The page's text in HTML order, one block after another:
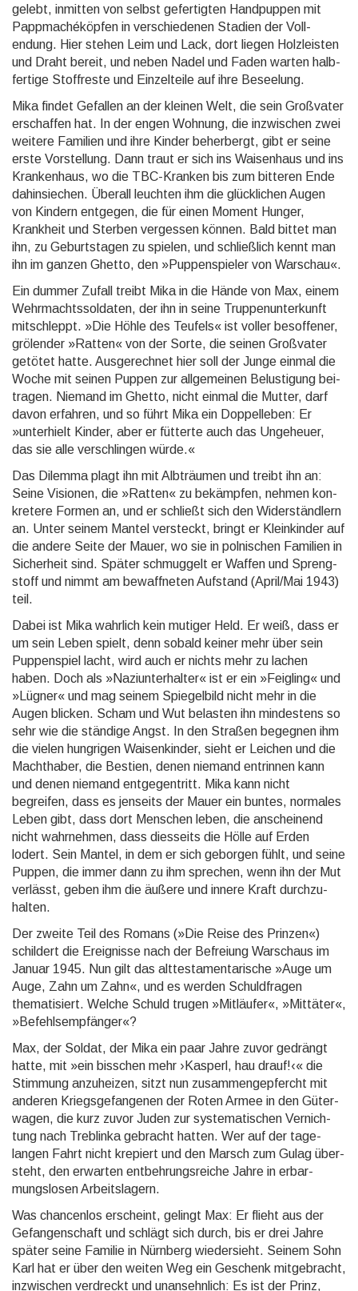
gelebt, inmitten von selbst gefertigten Hand­puppen mit
Papp­maché­köpfen in ver­schie­de­nen Stadien der Voll­
endung. Hier stehen Leim und Lack, dort liegen Holz­leisten
und Draht bereit, und neben Nadel und Faden warten halb­
fertige Stoff­reste und Einzel­teile auf ihre Be­see­lung.
Mika findet Gefallen an der kleinen Welt, die sein Großvater
erschaffen hat. In der engen Wohnung, die in­zwi­schen zwei
weitere Familien und ihre Kinder beher­bergt, gibt er seine
erste Vor­stellung. Dann traut er sich ins Waisen­haus und ins
Kranken­haus, wo die TBC-Kranken bis zum bitteren Ende
dahin­siechen. Über­all leuchten ihm die glück­lichen Augen
von Kindern entgegen, die für einen Moment Hunger,
Krankheit und Sterben vergessen können. Bald bittet man
ihn, zu Geburts­tagen zu spielen, und schließ­lich kennt man
ihn im ganzen Ghetto, den »Puppen­spieler von Warschau«.
Ein dummer Zufall treibt Mika in die Hände von Max, einem
Wehr­machts­soldaten, der ihn in seine Truppen­unter­kunft
mitschleppt. »Die Höhle des Teufels« ist voller besoffener,
grölender »Ratten« von der Sorte, die seinen Groß­vater
getötet hatte. Ausgerechnet hier soll der Junge einmal die
Woche mit sei­nen Puppen zur all­ge­mei­nen Be­lus­ti­gung bei­
tragen. Niemand im Ghetto, nicht einmal die Mutter, darf
davon erfahren, und so führt Mika ein Doppel­leben: Er
»unter­hielt Kinder, aber er fütterte auch das Un­ge­heuer,
das sie alle ver­schlin­gen würde.«
Das Dilemma plagt ihn mit Albträumen und treibt ihn an:
Seine Visionen, die »Ratten« zu be­kämp­fen, neh­men kon­
kre­tere Formen an, und er schließt sich den Wider­ständlern
an. Unter seinem Mantel ver­steckt, bringt er Klein­kinder auf
die andere Seite der Mauer, wo sie in pol­ni­schen Familien in
Sicher­heit sind. Später schmuggelt er Waffen und Spreng­
stoff und nimmt am bewaff­neten Aufstand (April/Mai 1943)
teil.
Dabei ist Mika wahrlich kein mutiger Held. Er weiß, dass er
um sein Leben spielt, denn sobald keiner mehr über sein
Puppen­spiel lacht, wird auch er nichts mehr zu lachen
haben. Doch als »Nazi­unter­halter« ist er ein »Feigling« und
»Lügner« und mag seinem Spiegel­bild nicht mehr in die
Augen blicken. Scham und Wut belasten ihn mindestens so
sehr wie die ständige Angst. In den Straßen begegnen ihm
die vielen hung­rigen Waisen­kinder, sieht er Leichen und die
Macht­haber, die Bestien, denen niemand entrinnen kann
und denen niemand entgegen­tritt. Mika kann nicht
begreifen, dass es jenseits der Mauer ein buntes, normales
Leben gibt, dass dort Menschen leben, die anscheinend
nicht wahr­nehmen, dass diesseits die Hölle auf Erden
lodert. Sein Mantel, in dem er sich geborgen fühlt, und seine
Puppen, die immer dann zu ihm sprechen, wenn ihn der Mut
verlässt, geben ihm die äußere und innere Kraft durch­zu­
halten.
Der zweite Teil des Romans (»Die Reise des Prinzen«)
schildert die Ereig­nisse nach der Befreiung War­schaus im
Januar 1945. Nun gilt das alt­testa­men­tari­sche »Auge um
Auge, Zahn um Zahn«, und es wer­den Schuld­fragen
thematisiert. Welche Schuld trugen »Mitläufer«, »Mittäter«,
»Befehls­empfänger«?
Max, der Soldat, der Mika ein paar Jahre zuvor gedrängt
hatte, mit »ein bisschen mehr ›Kasperl, hau drauf!‹« die
Stimmung anzu­heizen, sitzt nun zusammen­gepfercht mit
anderen Kriegs­gefan­genen der Roten Armee in den Güter­
wagen, die kurz zuvor Juden zur systema­tischen Vernich­
tung nach Treblinka gebracht hatten. Wer auf der tage­
langen Fahrt nicht krepiert und den Marsch zum Gulag über­
steht, den erwarten ent­beh­rungs­reiche Jahre in er­bar­
mungs­losen Arbeits­lagern.
Was chancenlos erscheint, gelingt Max: Er flieht aus der
Ge­fangen­schaft und schlägt sich durch, bis er drei Jahre
später seine Familie in Nürn­berg wieder­sieht. Seinem Sohn
Karl hat er über den weiten Weg ein Geschenk mit­ge­bracht,
inzwischen verdreckt und un­an­sehn­lich: Es ist der Prinz,